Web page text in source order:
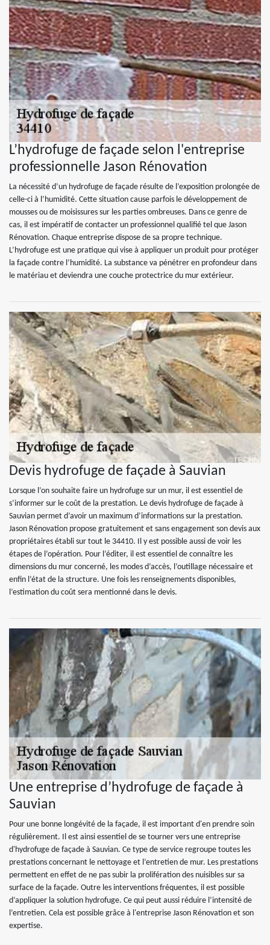
L’hydrofuge de façade selon l'entreprise
professionnelle Jason Rénovation
La nécessité d’un hydrofuge de façade résulte de l’exposition prolongée de
celle-ci à l’humidité. Cette situation cause parfois le développement de
mousses ou de moisissures sur les parties ombreuses. Dans ce genre de
cas, il est impératif de contacter un professionnel qualifié tel que Jason
Rénovation. Chaque entreprise dispose de sa propre technique.
L’hydrofuge est une pratique qui vise à appliquer un produit pour protéger
la façade contre l’humidité. La substance va pénétrer en profondeur dans
le matériau et deviendra une couche protectrice du mur extérieur.
Devis hydrofuge de façade à Sauvian
Lorsque l’on souhaite faire un hydrofuge sur un mur, il est essentiel de
s’informer sur le coût de la prestation. Le devis hydrofuge de façade à
Sauvian permet d’avoir un maximum d’informations sur la prestation.
Jason Rénovation propose gratuitement et sans engagement son devis aux
propriétaires établi sur tout le 34410. Il y est possible aussi de voir les
étapes de l’opération. Pour l’éditer, il est essentiel de connaître les
dimensions du mur concerné, les modes d’accès, l’outillage nécessaire et
enfin l’état de la structure. Une fois les renseignements disponibles,
l’estimation du coût sera mentionné dans le devis.
Une entreprise d’hydrofuge de façade à
Sauvian
Pour une bonne longévité de la façade, il est important d'en prendre soin
régulièrement. Il est ainsi essentiel de se tourner vers une entreprise
d'hydrofuge de façade à Sauvian. Ce type de service regroupe toutes les
prestations concernant le nettoyage et l’entretien de mur. Les prestations
permettent en effet de ne pas subir la prolifération des nuisibles sur sa
surface de la façade. Outre les interventions fréquentes, il est possible
d’appliquer la solution hydrofuge. Ce qui peut aussi réduire l’intensité de
l’entretien. Cela est possible grâce à l'entreprise Jason Rénovation et son
expertise.